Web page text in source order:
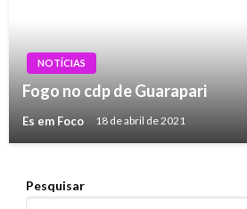
NOTÍCIAS
Fogo no cdp de Guarapari
Es em Foco 18 de abril de 2021
Pesquisar